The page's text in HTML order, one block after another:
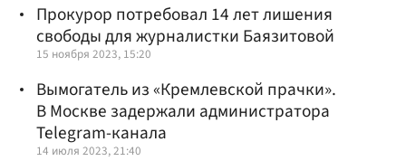
Прокурор потребовал 14 лет лишения
свободы для журналистки Баязитовой
15 ноября 2023, 15:20
Вымогатель из «Кремлевской прачки».
В Москве задержали администратора
Telegram-канала
14 июля 2023, 21:40